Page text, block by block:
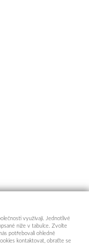
využívají. Jednotlivé
níže v tabulce. Zvolte
potřebovali ohledně
kontaktovat, obraťte se